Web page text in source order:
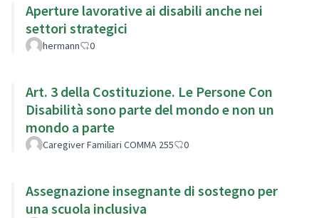
Aperture lavorative ai disabili anche nei
settori strategici
hermann 0
Art. 3 della Costituzione. Le Persone Con
Disabilità sono parte del mondo e non un
mondo a parte
Caregiver Familiari COMMA 255 0
Assegnazione insegnante di sostegno per
una scuola inclusiva